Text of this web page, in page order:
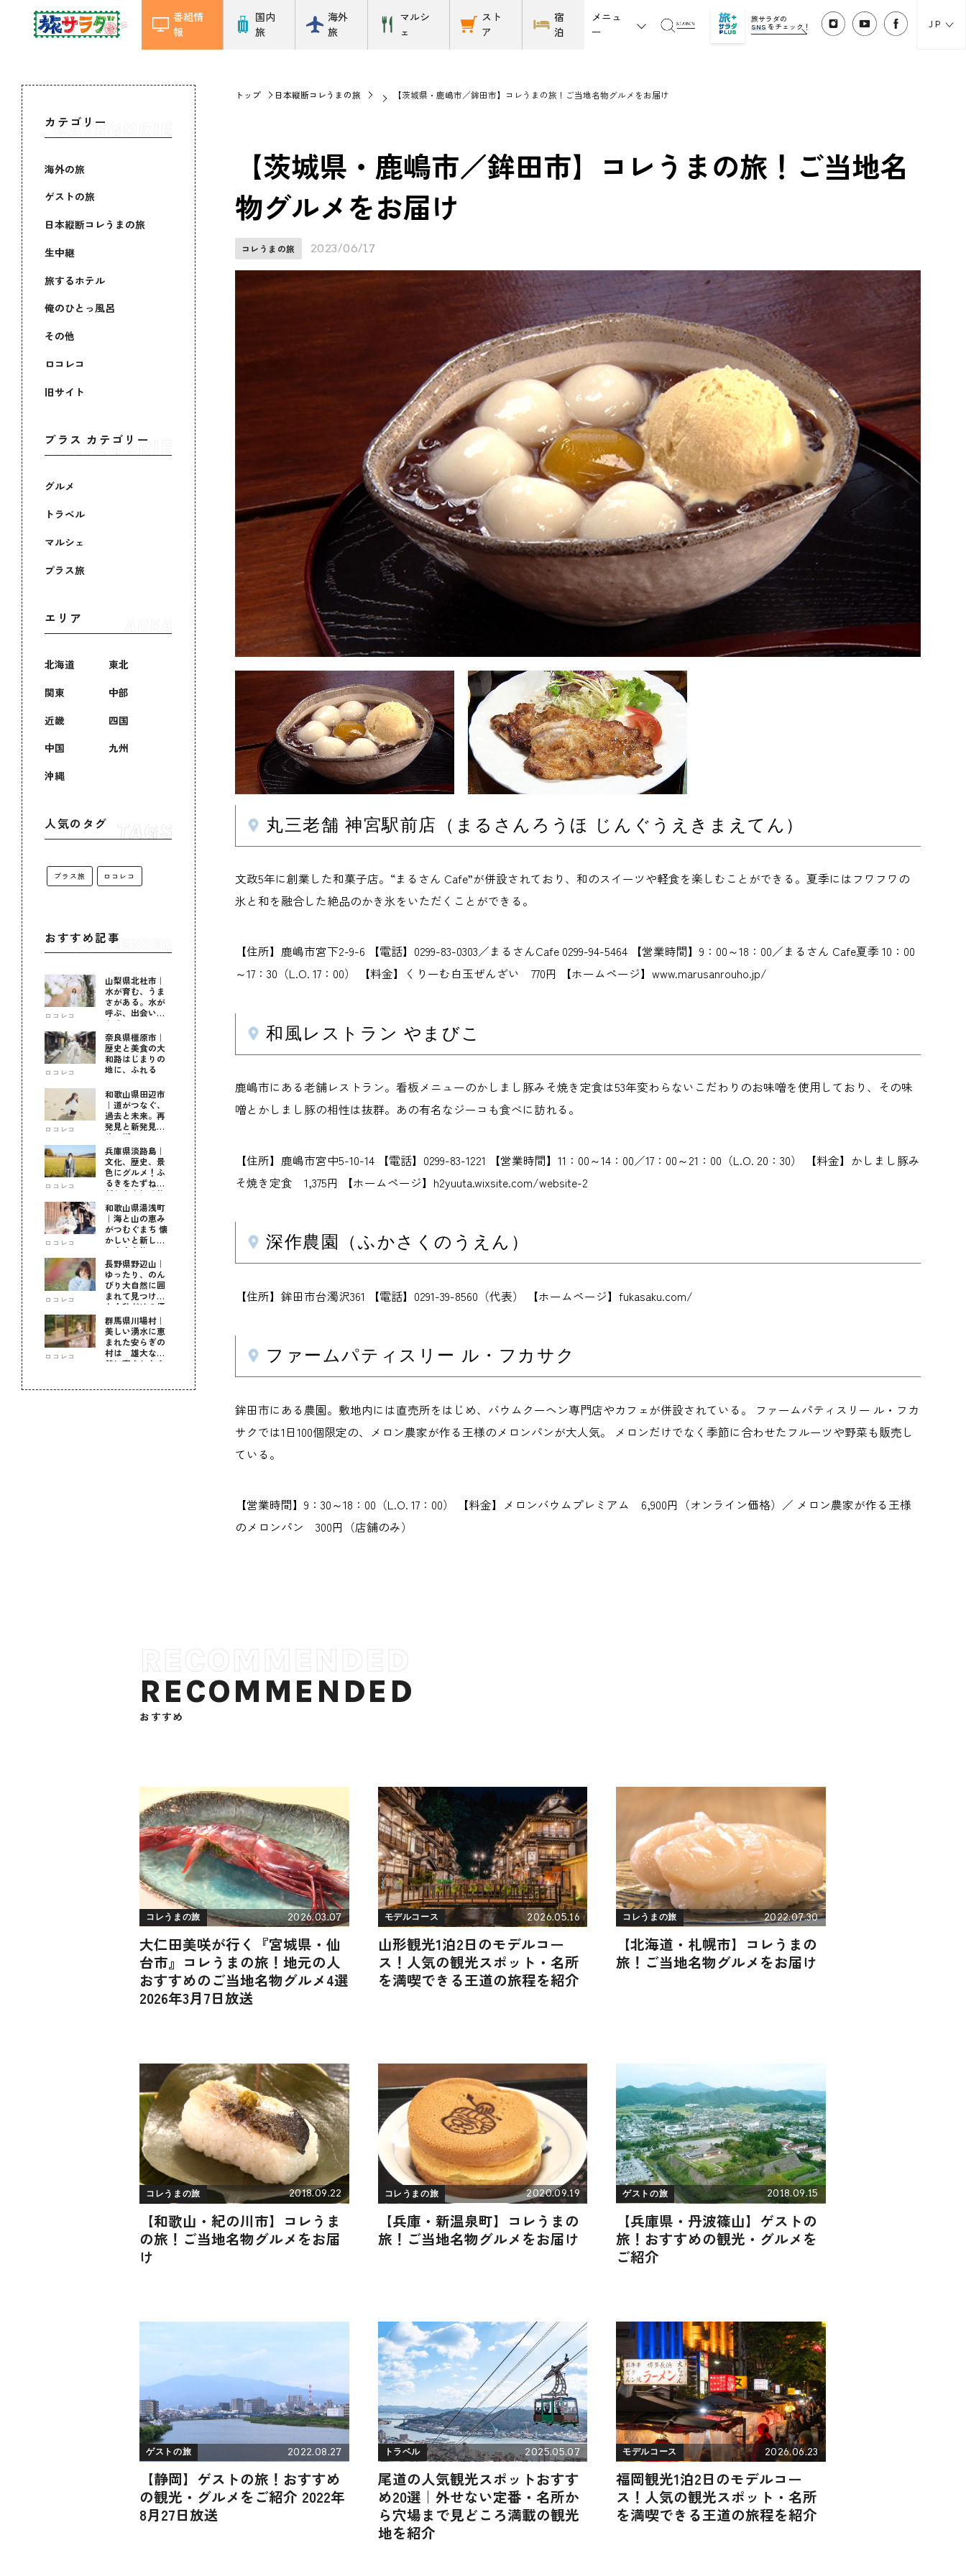
番組情
報
国内
旅
海外
旅
マルシ
ェ
スト
ア
宿
泊
メニュ
ー
旅サラダの
SNS をチェック！ JP
カテゴリー
海外の旅
ゲストの旅
日本縦断コレうまの旅
生中継
旅するホテル
俺のひとっ風呂
その他
ロコレコ
旧サイト
プラス カテゴリー
グルメ
トラベル
マルシェ
プラス旅
エリア
北海道
東北
関東
中部
近畿
四国
中国
九州
沖縄
人気のタグ
プラス旅 ロコレコ
おすすめ記事
ロコレコ
山梨県北杜市｜
水が育む、うま
さがある。水が
呼ぶ、出会いが
ある。
ロコレコ
奈良県橿原市｜
歴史と美食の大
和路はじまりの
地に、ふれる
ロコレコ
和歌山県田辺市
｜道がつなぐ、
過去と未来。再
発見と新発見の
待つ街へ
ロコレコ
兵庫県淡路島｜
文化、歴史、景
色にグルメ！ふ
るきをたずねて
新しきを知る旅
ロコレコ
和歌山県湯浅町
｜海と山の恵み
がつむぐまち 懐
かしいと新しい
に出会う旅
ロコレコ
長野県野辺山｜
ゆったり、のん
びり大自然に囲
まれて見つけ
た！私だけの優
しい自分時間
ロコレコ
群馬県川場村｜
美しい湧水に恵
まれた安らぎの
村は 雄大な自
然に育まれた心
トップ 日本縦断コレうまの旅 【茨城県・鹿嶋市／鉾田市】コレうまの旅！ご当地名物グルメをお届け
【茨城県・鹿嶋市／鉾田市】コレうまの旅！ご当地名
物グルメをお届け
コレうまの旅 2023/06/17
丸三老舗 神宮駅前店（まるさんろうほ じんぐうえきまえてん）
文政5年に創業した和菓子店。“まるさん Cafe”が併設されており、和のスイーツや軽食を楽しむことができる。夏季にはフワフワの
氷と和を融合した絶品のかき氷をいただくことができる。
【住所】鹿嶋市宮下2-9-6 【電話】0299-83-0303／まるさんCafe 0299-94-5464 【営業時間】9：00～18：00／まるさん Cafe夏季 10：00
～17：30（L.O. 17：00） 【料金】くりーむ白玉ぜんざい 770円 【ホームページ】www.marusanrouho.jp/
和風レストラン やまびこ
鹿嶋市にある老舗レストラン。看板メニューのかしまし豚みそ焼き定食は53年変わらないこだわりのお味噌を使用しており、その味
噌とかしまし豚の相性は抜群。あの有名なジーコも食べに訪れる。
【住所】鹿嶋市宮中5-10-14 【電話】0299-83-1221 【営業時間】11：00～14：00／17：00～21：00（L.O. 20：30） 【料金】かしまし豚み
そ焼き定食 1,375円 【ホームページ】h2yuuta.wixsite.com/website-2
深作農園（ふかさくのうえん）
【住所】鉾田市台濁沢361 【電話】0291-39-8560（代表） 【ホームページ】fukasaku.com/
ファームパティスリー ル・フカサク
鉾田市にある農園。敷地内には直売所をはじめ、バウムクーヘン専門店やカフェが併設されている。 ファームパティスリー ル・フカ
サクでは1日100個限定の、メロン農家が作る王様のメロンパンが大人気。 メロンだけでなく季節に合わせたフルーツや野菜も販売し
ている。
【営業時間】9：30～18：00（L.O. 17：00） 【料金】メロンバウムプレミアム 6,900円（オンライン価格）／ メロン農家が作る王様
のメロンパン 300円（店舗のみ）
RECOMMENDED
おすすめ
コレうまの旅 2026.03.07
大仁田美咲が行く『宮城県・仙
台市』コレうまの旅！地元の人
おすすめのご当地名物グルメ4選
2026年3月7日放送
モデルコース 2026.05.16
山形観光1泊2日のモデルコー
ス！人気の観光スポット・名所
を満喫できる王道の旅程を紹介
コレうまの旅 2022.07.30
【北海道・札幌市】コレうまの
旅！ご当地名物グルメをお届け
コレうまの旅 2018.09.22
【和歌山・紀の川市】コレうま
の旅！ご当地名物グルメをお届
け
コレうまの旅 2020.09.19
【兵庫・新温泉町】コレうまの
旅！ご当地名物グルメをお届け
ゲストの旅 2018.09.15
【兵庫県・丹波篠山】ゲストの
旅！おすすめの観光・グルメを
ご紹介
ゲストの旅 2022.08.27
【静岡】ゲストの旅！おすすめ
の観光・グルメをご紹介 2022年
8月27日放送
トラベル 2025.05.07
尾道の人気観光スポットおすす
め20選｜外せない定番・名所か
ら穴場まで見どころ満載の観光
地を紹介
モデルコース 2026.06.23
福岡観光1泊2日のモデルコー
ス！人気の観光スポット・名所
を満喫できる王道の旅程を紹介